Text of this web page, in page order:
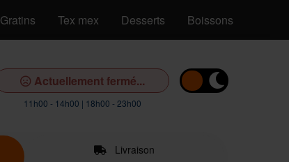
Gratins Tex mex Desserts Boissons
Actuellement fermé...
11h00 - 14h00 | 18h00 - 23h00
Livraison